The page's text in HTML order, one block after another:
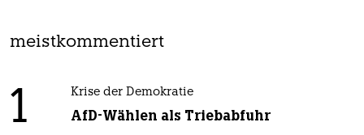
meistkommentiert
1 Krise der Demokratie
AfD-Wählen als Triebabfuhr